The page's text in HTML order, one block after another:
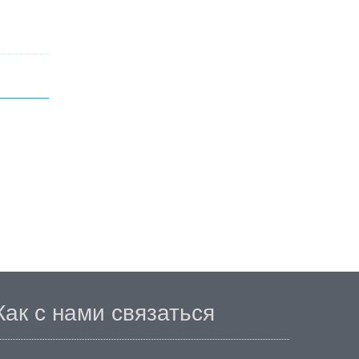
с нами связаться